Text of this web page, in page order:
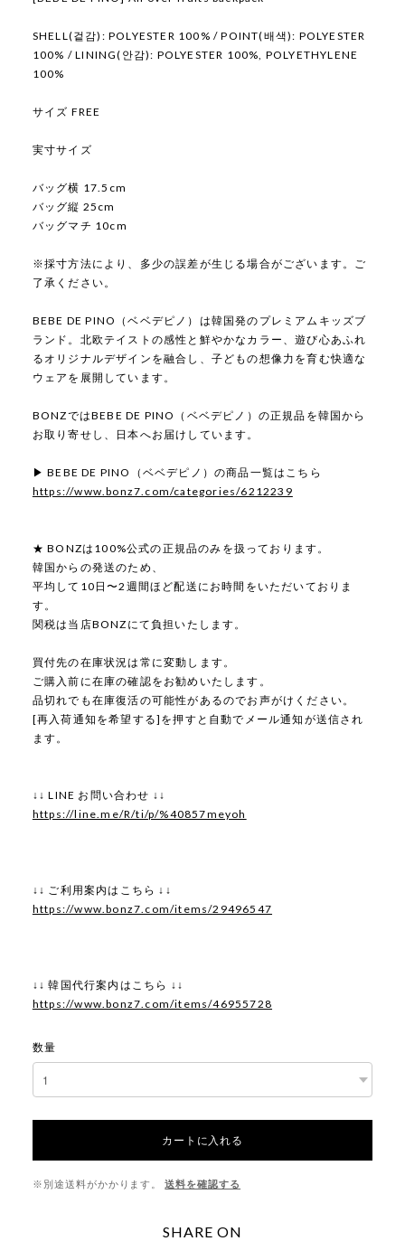
SHELL(겉감): POLYESTER 100% / POINT(배색): POLYESTER
100% / LINING(안감): POLYESTER 100%, POLYETHYLENE
100%
サイズ FREE
実寸サイズ
バッグ横 17.5cm
バッグ縦 25cm
バッグマチ 10cm
※採寸方法により、多少の誤差が生じる場合がございます。ご
了承ください。
BEBE DE PINO（ベベデピノ）は韓国発のプレミアムキッズブ
ランド。北欧テイストの感性と鮮やかなカラー、遊び心あふれ
るオリジナルデザインを融合し、子どもの想像力を育む快適な
ウェアを展開しています。
BONZではBEBE DE PINO（ベベデピノ）の正規品を韓国から
お取り寄せし、日本へお届けしています。
▶ BEBE DE PINO（ベベデピノ）の商品一覧はこちら
https://www.bonz7.com/categories/6212239
★ BONZは100%公式の正規品のみを扱っております。
韓国からの発送のため、
平均して10日〜2週間ほど配送にお時間をいただいておりま
す。
関税は当店BONZにて負担いたします。
買付先の在庫状況は常に変動します。
ご購入前に在庫の確認をお勧めいたします。
品切れでも在庫復活の可能性があるのでお声がけください。
[再入荷通知を希望する]を押すと自動でメール通知が送信され
ます。
↓↓ LINE お問い合わせ ↓↓
https://line.me/R/ti/p/%40857meyoh
↓↓ ご利用案内はこちら ↓↓
https://www.bonz7.com/items/29496547
↓↓ 韓国代行案内はこちら ↓↓
https://www.bonz7.com/items/46955728
数量
カートに入れる
※別途送料がかかります。 送料を確認する
SHARE ON